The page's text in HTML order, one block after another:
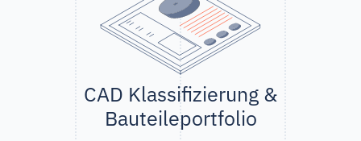
CAD Klassifizierung &
Bauteileportfolio